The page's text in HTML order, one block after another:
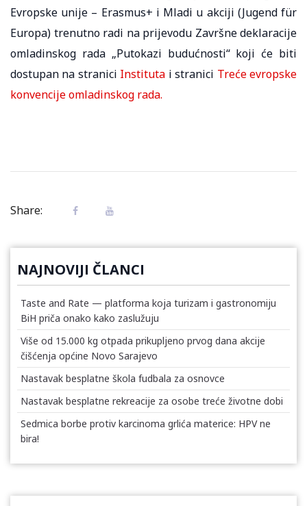
Evropske unije – Erasmus+ i Mladi u akciji (Jugend für
Europa) trenutno radi na prijevodu Završne deklaracije
omladinskog rada „Putokazi budućnosti“ koji će biti
dostupan na stranici Instituta i stranici Treće evropske
konvencije omladinskog rada.
Share:
NAJNOVIJI ČLANCI
Taste and Rate — platforma koja turizam i gastronomiju
BiH priča onako kako zaslužuju
Više od 15.000 kg otpada prikupljeno prvog dana akcije
čišćenja općine Novo Sarajevo
Nastavak besplatne škola fudbala za osnovce
Nastavak besplatne rekreacije za osobe treće životne dobi
Sedmica borbe protiv karcinoma grlića materice: HPV ne
bira!